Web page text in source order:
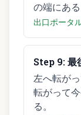
の端にあ
出口ポータ
Step 9:最
左へ転が
転がって
る。